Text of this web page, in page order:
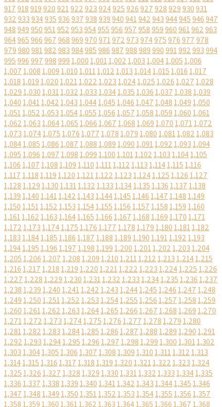
917918919920921922923924925926927928929930931
932933934935936937938939940941942943944945946947
948949950951952953954955956957958959960961962963
964965966967968969970971972973974975976977978
979980981982983984985986987988989990991992993994
9959969979989991,0001,0011,0021,0031,0041,0051,006
1,0071,0081,0091,0101,0111,0121,0131,0141,0151,0161,017
1,0181,0191,0201,0211,0221,0231,0241,0251,0261,0271,028
1,0291,0301,0311,0321,0331,0341,0351,0361,0371,0381,039
1,0401,0411,0421,0431,0441,0451,0461,0471,0481,0491,050
1,0511,0521,0531,0541,0551,0561,0571,0581,0591,0601,061
1,0621,0631,0641,0651,0661,0671,0681,0691,0701,0711,072
1,0731,0741,0751,0761,0771,0781,0791,0801,0811,0821,083
1,0841,0851,0861,0871,0881,0891,0901,0911,0921,0931,094
1,0951,0961,0971,0981,0991,1001,1011,1021,1031,1041,105
1,1061,1071,1081,1091,1101,1111,1121,1131,1141,1151,116
1,1171,1181,1191,1201,1211,1221,1231,1241,1251,1261,127
1,1281,1291,1301,1311,1321,1331,1341,1351,1361,1371,138
1,1391,1401,1411,1421,1431,1441,1451,1461,1471,1481,149
1,1501,1511,1521,1531,1541,1551,1561,1571,1581,1591,160
1,1611,1621,1631,1641,1651,1661,1671,1681,1691,1701,171
1,1721,1731,1741,1751,1761,1771,1781,1791,1801,1811,182
1,1831,1841,1851,1861,1871,1881,1891,1901,1911,1921,193
1,1941,1951,1961,1971,1981,1991,2001,2011,2021,2031,204
1,2051,2061,2071,2081,2091,2101,2111,2121,2131,2141,215
1,2161,2171,2181,2191,2201,2211,2221,2231,2241,2251,226
1,2271,2281,2291,2301,2311,2321,2331,2341,2351,2361,237
1,2381,2391,2401,2411,2421,2431,2441,2451,2461,2471,248
1,2491,2501,2511,2521,2531,2541,2551,2561,2571,2581,259
1,2601,2611,2621,2631,2641,2651,2661,2671,2681,2691,270
1,2711,2721,2731,2741,2751,2761,2771,2781,2791,280
1,2811,2821,2831,2841,2851,2861,2871,2881,2891,2901,291
1,2921,2931,2941,2951,2961,2971,2981,2991,3001,3011,302
1,3031,3041,3051,3061,3071,3081,3091,3101,3111,3121,313
1,3141,3151,3161,3171,3181,3191,3201,3211,3221,3231,324
1,3251,3261,3271,3281,3291,3301,3311,3321,3331,3341,335
1,3361,3371,3381,3391,3401,3411,3421,3431,3441,3451,346
1,3471,3481,3491,3501,3511,3521,3531,3541,3551,3561,357
1,3581,3591,3601,3611,3621,3631,3641,3651,3661,3671,368